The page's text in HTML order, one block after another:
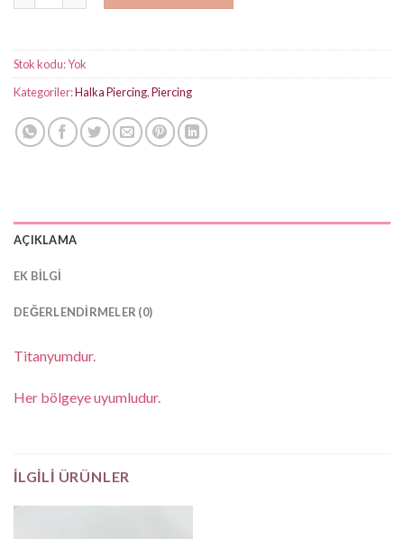
Stok kodu:Yok
Kategoriler:Halka Piercing,Piercing
AÇIKLAMA
EK BILGI
DEĞERLENDIRMELER (0)
Titanyumdur.
Her bölgeye uyumludur.
İLGILI ÜRÜNLER